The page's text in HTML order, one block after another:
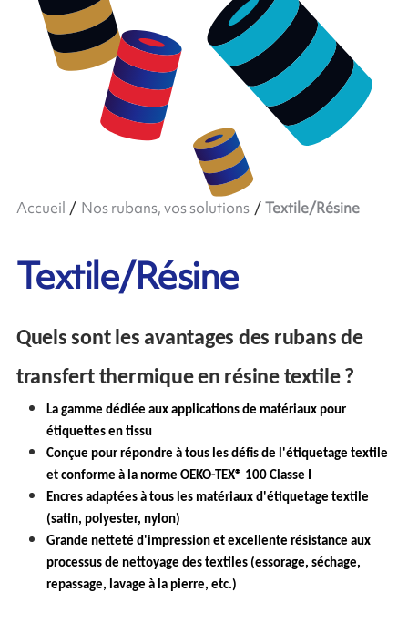
Accueil Nos rubans, vos solutions Textile/Résine
Textile/Résine
Quels sont les avantages des rubans de
transfert thermique en résine textile ?
La gamme dédiée aux applications de matériaux pour
étiquettes en tissu
Conçue pour répondre à tous les défis de l'étiquetage textile
et conforme à la norme OEKO-TEX® 100 Classe I
Encres adaptées à tous les matériaux d'étiquetage textile
(satin, polyester, nylon)
Grande netteté d'impression et excellente résistance aux
processus de nettoyage des textiles (essorage, séchage,
repassage, lavage à la pierre, etc.)